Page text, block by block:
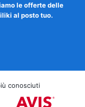
le offerte delle
al posto tuo.
conosciuti